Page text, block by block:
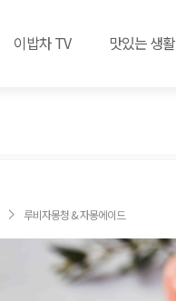
이밥차 TV 맛있는 생활
루비자몽청 & 자몽에이드